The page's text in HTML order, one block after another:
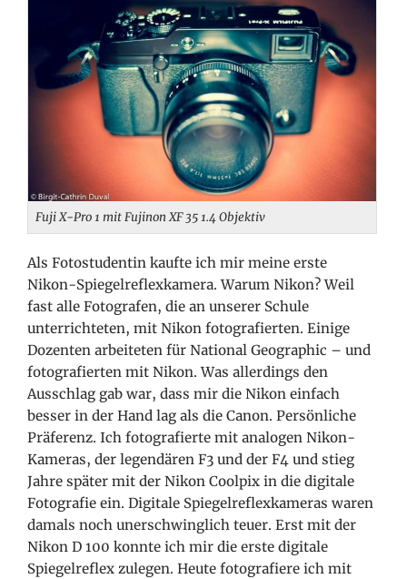
Fuji X-Pro 1 mit Fujinon XF 35 1.4 Objektiv
Als Fotostudentin kaufte ich mir meine erste
Nikon-Spiegelreflexkamera. Warum Nikon? Weil
fast alle Fotografen, die an unserer Schule
unterrichteten, mit Nikon fotografierten. Einige
Dozenten arbeiteten für National Geographic – und
fotografierten mit Nikon. Was allerdings den
Ausschlag gab war, dass mir die Nikon einfach
besser in der Hand lag als die Canon. Persönliche
Präferenz. Ich fotografierte mit analogen Nikon-
Kameras, der legendären F3 und der F4 und stieg
Jahre später mit der Nikon Coolpix in die digitale
Fotografie ein. Digitale Spiegelreflexkameras waren
damals noch unerschwinglich teuer. Erst mit der
Nikon D 100 konnte ich mir die erste digitale
Spiegelreflex zulegen. Heute fotografiere ich mit